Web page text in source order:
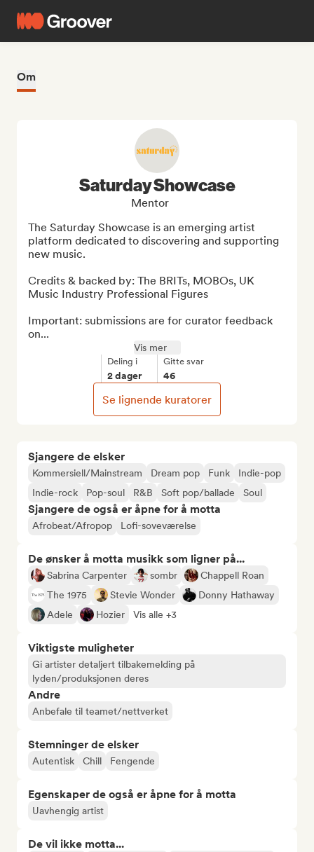
Om
Sjangere de elsker
Kommersiell/Mainstream Dream pop Funk
Indie-pop
Indie-rock
Pop-soul R&B Soft pop/ballade Soul
Sjangere de også er åpne for å motta
Afrobeat/Afropop Lofi-soveværelse
De ønsker å motta musikk som ligner på...
Sabrina Carpenter sombr
Chappell Roan
The 1975
Stevie Wonder
Donny Hathaway
Adele
Hozier Vis alle +3
Viktigste muligheter
Gi artister detaljert tilbakemelding på
lyden/produksjonen deres
Andre
Anbefale til teamet/nettverket
Stemninger de elsker
Autentisk Chill Fengende
Egenskaper de også er åpne for å motta
Uavhengig artist
De vil ikke motta...
Saturday Showcase
Mentor
The Saturday Showcase is an emerging artist
platform dedicated to discovering and supporting
new music.
Credits & backed by: The BRITs, MOBOs, UK
Music Industry Professional Figures
Important: submissions are for curator feedback
on...
Vis mer
Deling i
2 dager
Gitte svar
46
Se lignende kuratorer